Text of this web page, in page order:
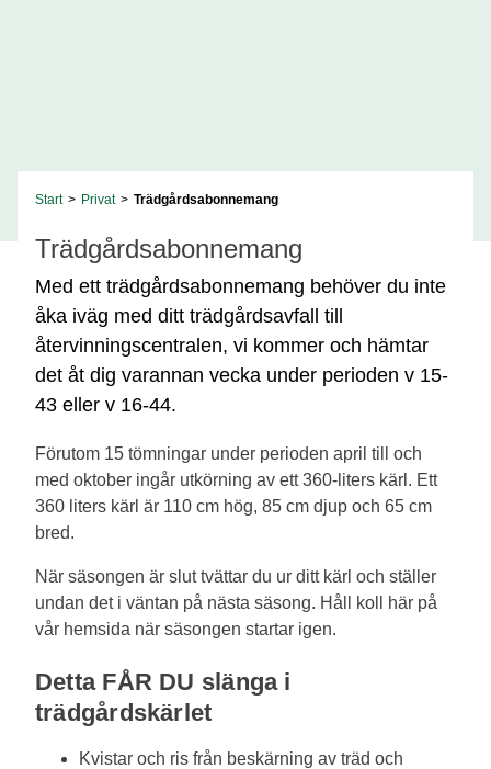
Start > Privat > Trädgårdsabonnemang
Trädgårdsabonnemang
Med ett trädgårdsabonnemang behöver du inte
åka iväg med ditt trädgårdsavfall till
återvinningscentralen, vi kommer och hämtar
det åt dig varannan vecka under perioden v 15-
43 eller v 16-44.
Förutom 15 tömningar under perioden april till och
med oktober ingår utkörning av ett 360-liters kärl. Ett
360 liters kärl är 110 cm hög, 85 cm djup och 65 cm
bred.
När säsongen är slut tvättar du ur ditt kärl och ställer
undan det i väntan på nästa säsong. Håll koll här på
vår hemsida när säsongen startar igen.
Detta FÅR DU slänga i
trädgårdskärlet
Kvistar och ris från beskärning av träd och